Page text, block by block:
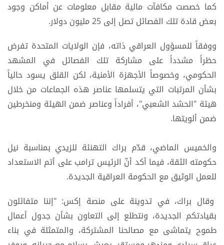
كما خصصت مكافآت مالية مقابل معلومات عن أماكن وجود
بعض قادة تلك الفصائل تصل إلى 25 مليون دولار.
ووفقاً للمسؤول العراقي ذاته، فإن الولايات المتحدة تفرض
حظراً مشدداً على مشاركة تلك الفصائل في المشهد
الحكومي، وخصوصاً الأجهزة الأمنية، لكن القلق يسود حالياً
بشأن المرتبات التي يتسلمها عناصر هذه الجماعات من خلال
هيئة "الحشد الشعبي"، أفراداً وعناصر ضمن الهيئة ومنخرطين
ضمن ألويتها.
والخميس الماضي، قدّم براك التهنئة للزيدي بمناسبة نيل
حكومته الثقة، فيما أكد أنّ الرئيس ترامب على أتم الاستعداد
للعمل الوثيق مع الحكومة العراقية الجديدة.
وقال براك، في تدوينة على منصة إكس: "إننا متفائلون
بقيادتكم الجديدة، ونتطلع إلى التعاون بشأن جدول أعمال
طموح يتماشى مع مصالحنا المشتركة، والمتمثلة في بناء